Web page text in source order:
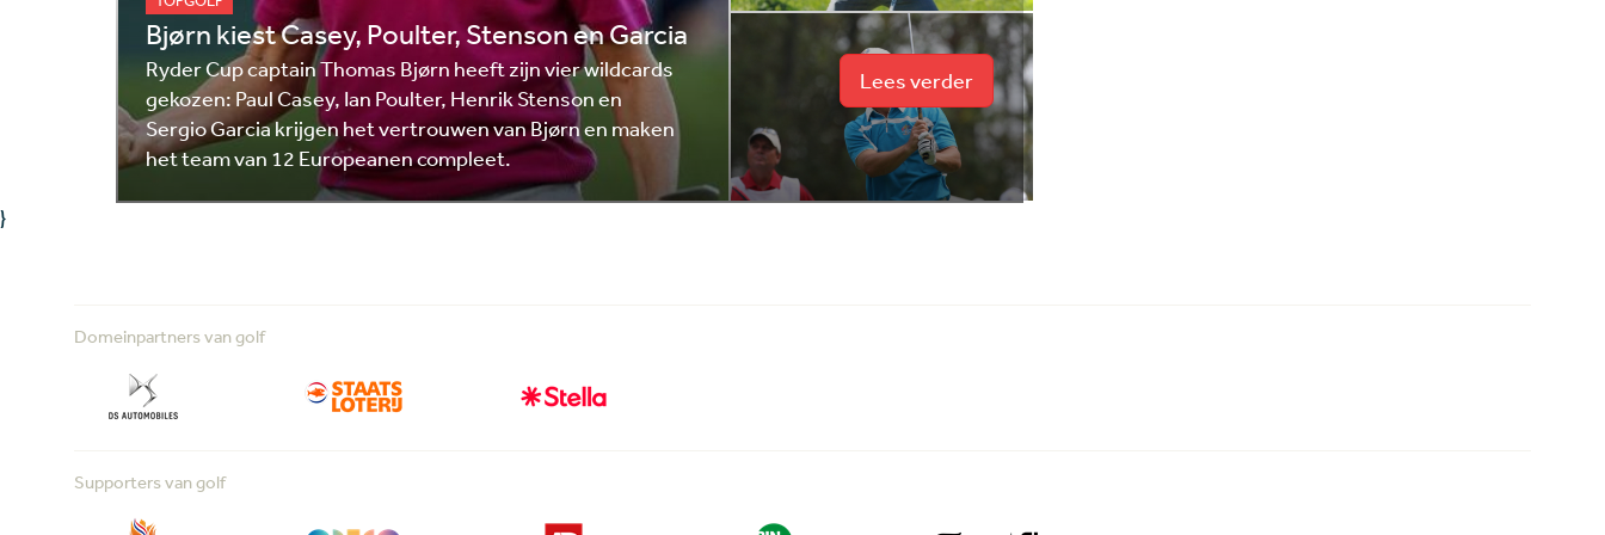
Bjørn kiest Casey, Poulter, Stenson en Garcia
Ryder Cup captain Thomas Bjørn heeft zijn vier wildcards
gekozen: Paul Casey, Ian Poulter, Henrik Stenson en
Sergio Garcia krijgen het vertrouwen van Bjørn en maken
het team van 12 Europeanen compleet.
Lees verder
}
Domeinpartners van golf
Supporters van golf